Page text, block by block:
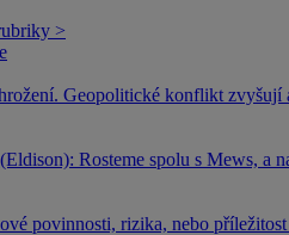
>
Geopolitické konflikt zvyšují
Rosteme spolu s Mews, a
povinnosti, rizika, nebo